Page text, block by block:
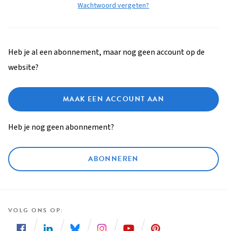
Wachtwoord vergeten?
Heb je al een abonnement, maar nog geen account op de
website?
MAAK EEN ACCOUNT AAN
Heb je nog geen abonnement?
ABONNEREN
VOLG ONS OP